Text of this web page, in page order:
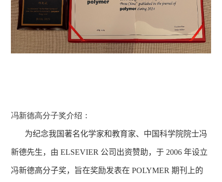
冯新德高分子奖介绍：
为纪念我国著名化学家和教育家、中国科学院院士冯
新德先生，由ELSEVIER 公司出资赞助，于 2006年设立
冯新德高分子奖，旨在奖励发表在POLYMER期刊上的